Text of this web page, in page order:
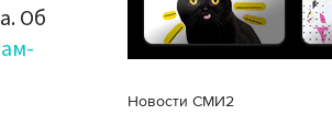
Об
Новости СМИ2